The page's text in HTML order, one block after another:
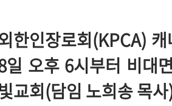
한인장로회(KPCA)
일 오후 6시부터 비대
교회(담임 노희송 목